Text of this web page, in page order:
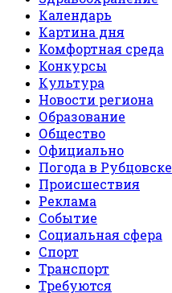
Календарь
Картина дня
Комфортная среда
Конкурсы
Культура
Новости региона
Образование
Общество
Официально
Погода в Рубцовске
Происшествия
Реклама
Событие
Социальная сфера
Спорт
Транспорт
Требуются